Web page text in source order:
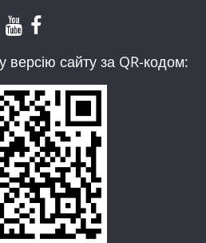
версію сайту за QR-кодом: